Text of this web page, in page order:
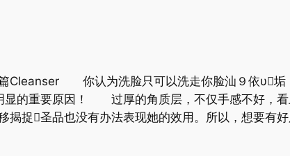
Cleanser 你认为洗脸只可以洗走你脸汕９依υ垢
显的重要原因！ 过厚的角质层，不仅手感不好，
揭捉圣品也没有办法表现她的效用。所以，想要有